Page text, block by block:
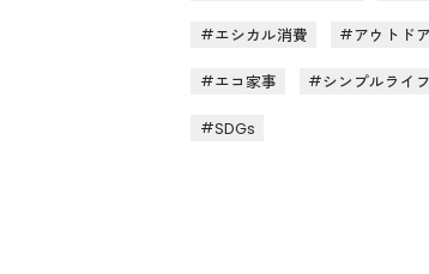
エシカル消費 アウトドア
エコ家事 シンプルライフ
SDGs